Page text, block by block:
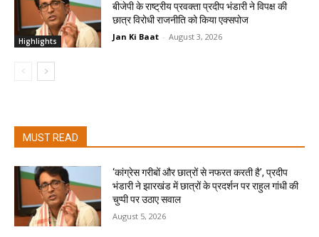
Highlights
बीजेपी के राष्ट्रीय प्रवक्ता प्रदीप भंडारी ने विपक्ष की
छात्र विरोधी राजनीति को किया एक्सपोज
Jan Ki Baat - August 3, 2026
MUST READ
‘कांग्रेस गरीबों और छात्रों से नफरत करती है’, प्रदीप
भंडारी ने झारखंड में छात्रों के प्रदर्शन पर राहुल गांधी की
चुप्पी पर उठाए सवाल
August 5, 2026